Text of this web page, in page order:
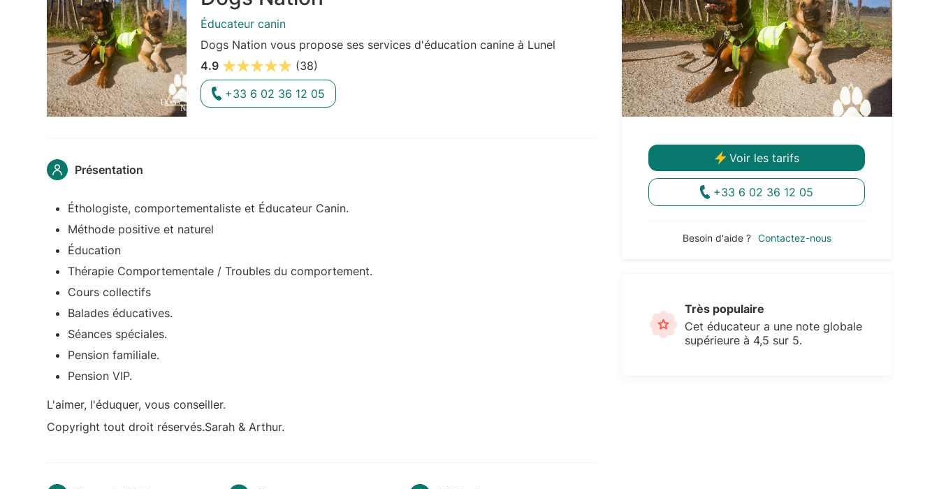
Éducateur canin
Dogs Nation vous propose ses services d'éducation canine à Lunel
4.9
(38)
+33 6 02 36 12 05
Présentation
Éthologiste, comportementaliste et Éducateur Canin.
Méthode positive et naturel
Éducation
Thérapie Comportementale / Troubles du comportement.
Cours collectifs
Balades éducatives.
Séances spéciales.
Pension familiale.
Pension VIP.
L'aimer, l'éduquer, vous conseiller.
Copyright tout droit réservés.Sarah & Arthur.
Voir les tarifs
+33 6 02 36 12 05
Besoin d'aide ? Contactez-nous
Très populaire
Cet éducateur a une note globale
supérieure à 4,5 sur 5.